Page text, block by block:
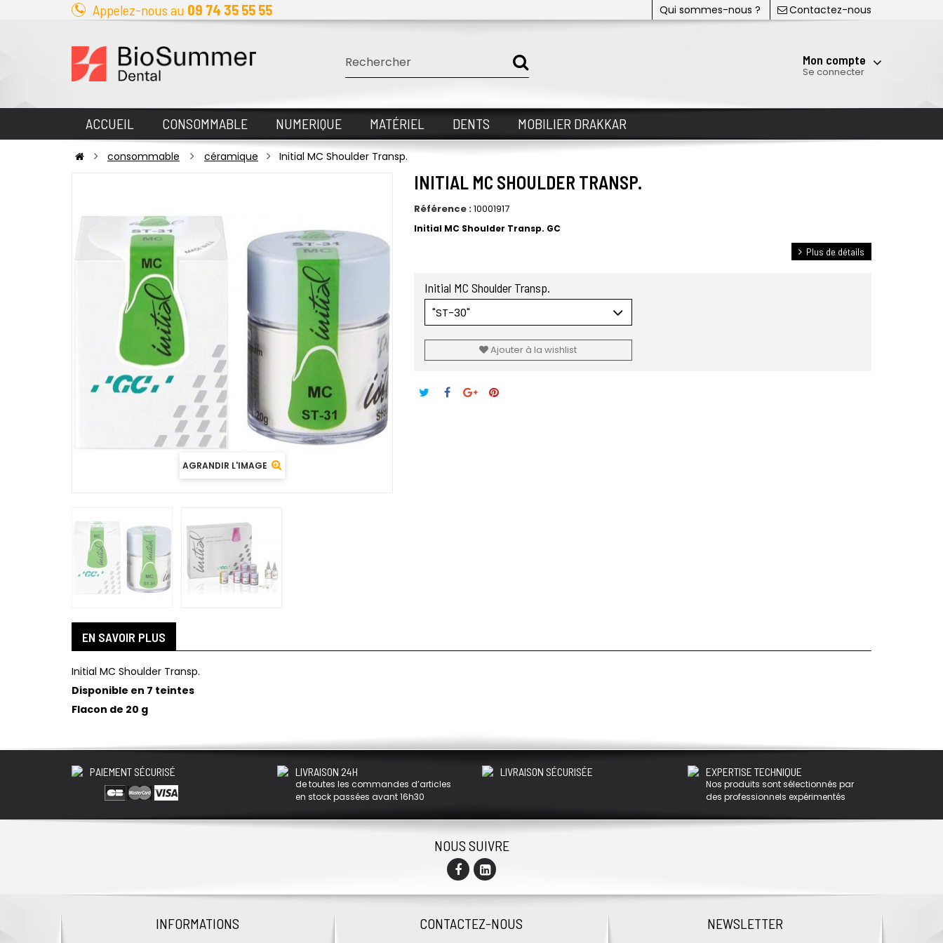
Qui sommes-nous ? Contactez-nous
Appelez-nous au 09 74 35 55 55
Mon compte
Se connecter
ACCUEIL CONSOMMABLE NUMERIQUE MATÉRIEL DENTS MOBILIER DRAKKAR
consommable céramique Initial MC Shoulder Transp.
AGRANDIR L'IMAGE
INITIAL MC SHOULDER TRANSP.
Référence :10001917
Initial MC Shoulder Transp. GC
Plus de détails
Initial MC Shoulder Transp.
"ST-30"
Ajouter à la wishlist
EN SAVOIR PLUS
Initial MC Shoulder Transp.
Disponible en 7 teintes
Flacon de 20 g
PAIEMENT SÉCURISÉ LIVRAISON 24H
de toutes les commandes d’articles
en stock passées avant 16h30
LIVRAISON SÉCURISÉE EXPERTISE TECHNIQUE
Nos produits sont sélectionnés par
des professionnels expérimentés
NOUS SUIVRE
INFORMATIONS CONTACTEZ-NOUS NEWSLETTER